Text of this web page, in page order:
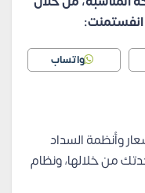
واتساب
وأنظمة السداد
من خلالها، ونظام